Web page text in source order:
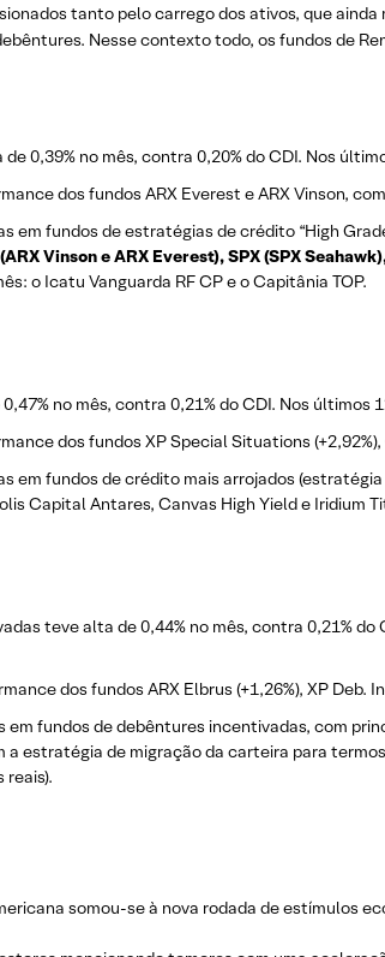
tanto pelo carrego dos ativos, que
Nesse contexto todo, os fundos de
0,39% no mês, contra 0,20% do CDI. Nos
dos fundos ARX Everest e ARX Vinson,
em fundos de estratégias de crédito “High
Vinson e ARX Everest), SPX (SPX
o Icatu Vanguarda RF CP e o Capitânia TOP.
no mês, contra 0,21% do CDI. Nos últimos
dos fundos XP Special Situations (+2,92%),
em fundos de crédito mais arrojados
Capital Antares, Canvas High Yield e Iridium
teve alta de 0,44% no mês, contra 0,21%
dos fundos ARX Elbrus (+1,26%), XP Deb.
fundos de debêntures incentivadas, com
a estratégia de migração da carteira para
reais).
somou-se à nova rodada de estímulos